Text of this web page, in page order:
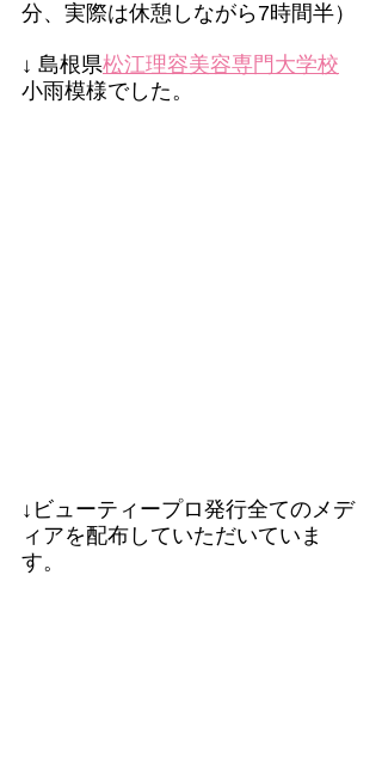
分、実際は休憩しながら7時間半）
↓ 島根県松江理容美容専門大学校
小雨模様でした。
↓ビューティープロ発行全てのメデ
ィアを配布していただいていま
す。